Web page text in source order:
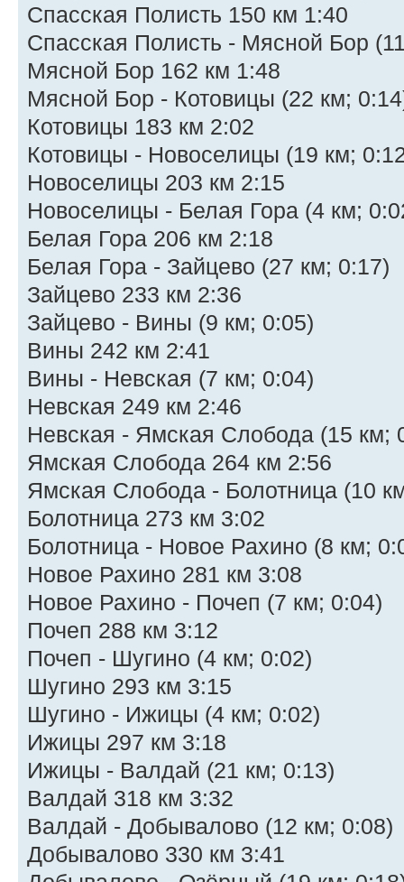
Спасская Полисть 150 км 1:40
Спасская Полисть - Мясной Бор
Мясной Бор 162 км 1:48
Мясной Бор - Котовицы (22 км;
Котовицы 183 км 2:02
Котовицы - Новоселицы (19 км;
Новоселицы 203 км 2:15
Новоселицы - Белая Гора (4 км;
Белая Гора 206 км 2:18
Белая Гора - Зайцево (27 км; 0:17)
Зайцево 233 км 2:36
Зайцево - Вины (9 км; 0:05)
Вины 242 км 2:41
Вины - Невская (7 км; 0:04)
Невская 249 км 2:46
Невская - Ямская Слобода (15 км;
Ямская Слобода 264 км 2:56
Ямская Слобода - Болотница (10
Болотница 273 км 3:02
Болотница - Новое Рахино (8 км;
Новое Рахино 281 км 3:08
Новое Рахино - Почеп (7 км; 0:04)
Почеп 288 км 3:12
Почеп - Шугино (4 км; 0:02)
Шугино 293 км 3:15
Шугино - Ижицы (4 км; 0:02)
Ижицы 297 км 3:18
Ижицы - Валдай (21 км; 0:13)
Валдай 318 км 3:32
Валдай - Добывалово (12 км; 0:08)
Добывалово 330 км 3:41